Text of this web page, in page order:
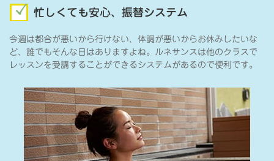
忙しくても安心、振替システム
今週は都合が悪いから行けない、体調が悪いからお休みしたいな
ど、誰でもそんな日はありますよね。ルネサンスは他のクラスで
レッスンを受講することができるシステムがあるので便利です。